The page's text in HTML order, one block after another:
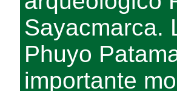
Sayacmarca.
Phuyo
importante